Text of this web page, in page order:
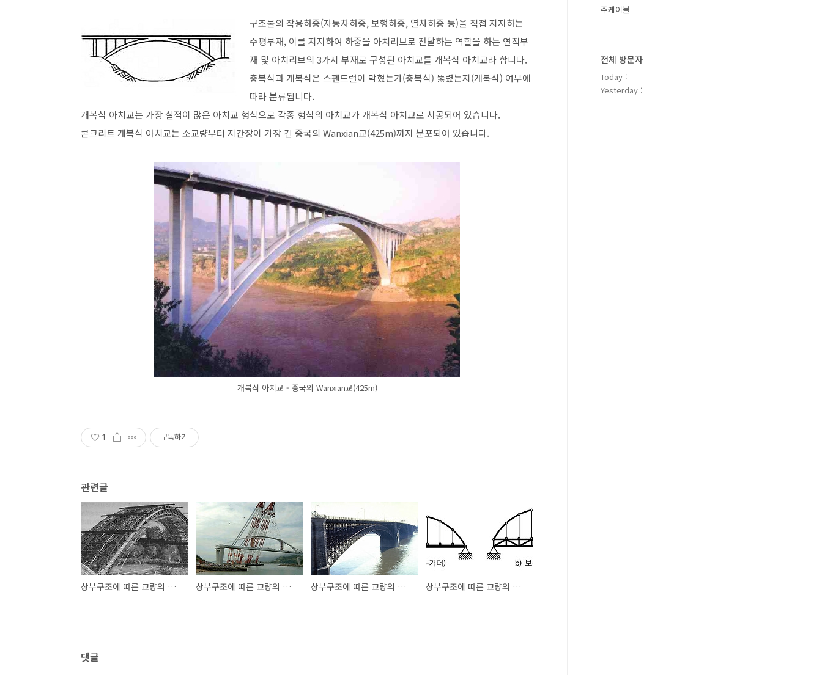
구조물의 작용하중(자동차하중, 보행하중, 열차하중 등)을 직접 지지하는
수평부재, 이를 지지하여 하중을 아치리브로 전달하는 역할을 하는 연직부
재 및 아치리브의 3가지 부재로 구성된 아치교를 개복식 아치교라 합니다.
충복식과 개복식은 스펜드럴이 막혔는가(충복식) 뚫렸는지(개복식) 여부에
따라 분류됩니다.
개복식 아치교는 가장 실적이 많은 아치교 형식으로 각종 형식의 아치교가 개복식 아치교로 시공되어 있습니다.
콘크리트 개복식 아치교는 소교량부터 지간장이 가장 긴 중국의 Wanxian교(425m)까지 분포되어 있습니다.
개복식 아치교 - 중국의 Wanxian교(425m)
1 구독하기
관련글
상부구조에 따른 교량의 종류(5)...아치교⑩(콘크리트 아치교가설공법) 상부구조에 따른 교량의 종류(5)...아치교⑨(강아치교가설공법) 상부구조에 따른 교량의 종류(5)...아치교⑦(아치리브 형식에 따른 분류) 상부구조에 따른 교량의 종류(5)...아치교⑥(구조계에따른 분류2)
댓글
주케이블
전체 방문자
Today :
Yesterday :